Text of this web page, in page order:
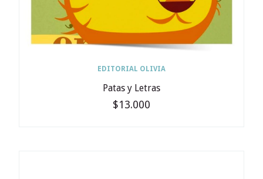
EDITORIAL OLIVIA
Patas y Letras
$13.000